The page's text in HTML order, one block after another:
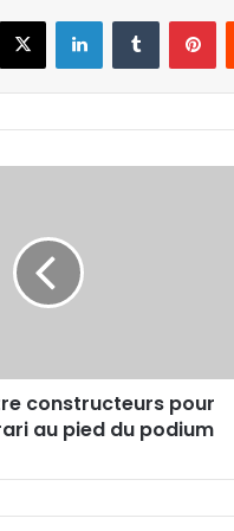
X LinkedinTumblr
constructeurs pour
au pied du podium